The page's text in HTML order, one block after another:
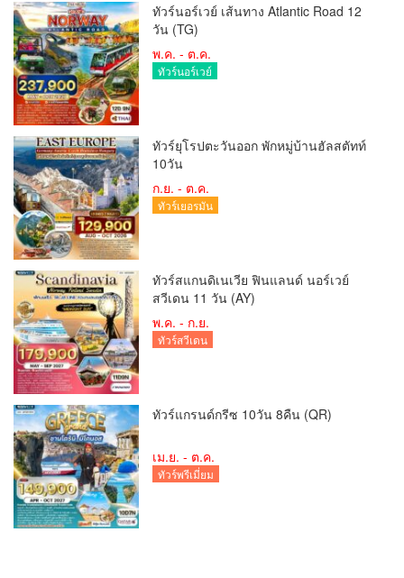
ทัวร์นอร์เวย์ เส้นทาง Atlantic Road 12
วัน (TG)
พ.ค. - ต.ค.
ทัวร์นอร์เวย์
ทัวร์ยุโรปตะวันออก พักหมู่บ้านฮัลสตัทท์
10วัน
ก.ย. - ต.ค.
ทัวร์เยอรมัน
ทัวร์สแกนดิเนเวีย ฟินแลนด์ นอร์เวย์
สวีเดน 11 วัน (AY)
พ.ค. - ก.ย.
ทัวร์สวีเดน
ทัวร์แกรนด์กรีซ 10วัน 8คืน (QR)
เม.ย. - ต.ค.
ทัวร์พรีเมี่ยม